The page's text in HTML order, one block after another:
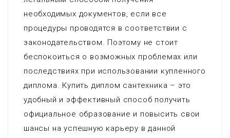
необходимых документов, если все
процедуры проводятся в соответствии с
законодательством. Поэтому не стоит
беспокоиться о возможных проблемах или
последствиях при использовании купленного
диплома. Купить диплом сантехника – это
удобный и эффективный способ получить
официальное образование и повысить свои
шансы на успешную карьеру в данной